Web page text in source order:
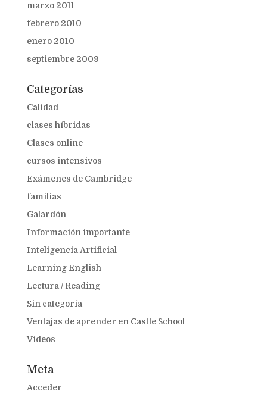
marzo 2011
febrero 2010
enero 2010
septiembre 2009
Categorías
Calidad
clases híbridas
Clases online
cursos intensivos
Exámenes de Cambridge
familias
Galardón
Información importante
Inteligencia Artificial
Learning English
Lectura / Reading
Sin categoría
Ventajas de aprender en Castle School
Videos
Meta
Acceder